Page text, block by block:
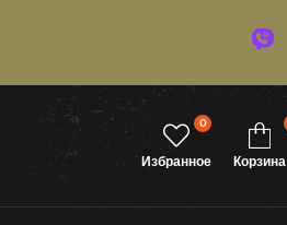
Избранное
0
Корзина